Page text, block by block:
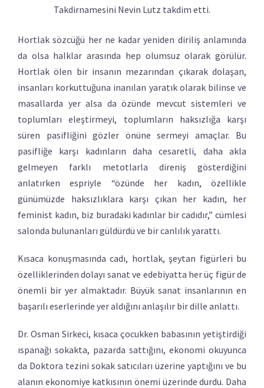
Takdirnamesini Nevin Lutz takdim etti.
Hortlak sözcüğü her ne kadar yeniden diriliş anlamında
da olsa halklar arasında hep olumsuz olarak görülür.
Hortlak ölen bir insanın mezarından çıkarak dolaşan,
insanları korkuttuğuna inanılan yaratık olarak bilinse ve
masallarda yer alsa da özünde mevcut sistemleri ve
toplumları eleştirmeyi, toplumların haksızlığa karşı
süren pasifliğini gözler önüne sermeyi amaçlar. Bu
pasifliğe karşı kadınların daha cesaretli, daha akla
gelmeyen farklı metotlarla direniş gösterdiğini
anlatırken espriyle “özünde her kadın, özellikle
günümüzde haksızlıklara karşı çıkan her kadın, her
feminist kadın, biz buradaki kadınlar bir cadıdır,” cümlesi
salonda bulunanları güldürdü ve bir canlılık yarattı.
Kısaca konuşmasında cadı, hortlak, şeytan figürleri bu
özelliklerinden dolayı sanat ve edebiyatta her üç figür de
önemli bir yer almaktadır. Büyük sanat insanlarının en
başarılı eserlerinde yer aldığını anlaşılır bir dille anlattı.
Dr. Osman Sirkeci, kısaca çocukken babasının yetiştirdiği
ıspanağı sokakta, pazarda sattığını, ekonomi okuyunca
da Doktora tezini sokak satıcıları üzerine yaptığını ve bu
alanın ekonomiye katkısının önemi üzerinde durdu. Daha